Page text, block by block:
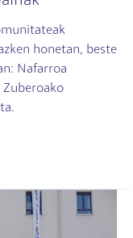
honetan, beste
Nafarroa
Zuberoako